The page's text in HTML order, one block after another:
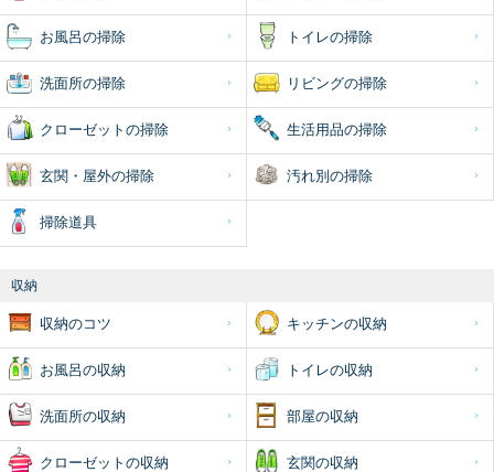
お風呂の掃除 トイレの掃除
洗面所の掃除 リビングの掃除
クローゼットの掃除 生活用品の掃除
玄関・屋外の掃除 汚れ別の掃除
掃除道具
収納
収納のコツ キッチンの収納
お風呂の収納 トイレの収納
洗面所の収納 部屋の収納
クローゼットの収納 玄関の収納